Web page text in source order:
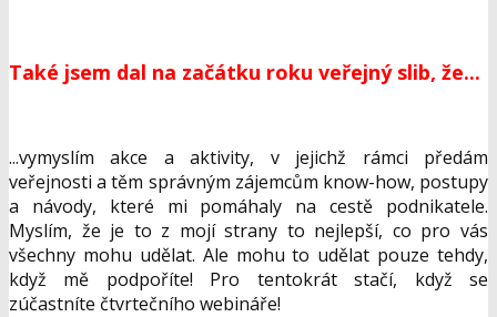
Také jsem dal na začátku roku veřejný slib, že...
...vymyslím akce a aktivity, v jejichž rámci předám
veřejnosti a těm správným zájemcům know-how, postupy
a návody, které mi pomáhaly na cestě podnikatele.
Myslím, že je to z mojí strany to nejlepší, co pro vás
všechny mohu udělat. Ale mohu to udělat pouze tehdy,
když mě podpoříte! Pro tentokrát stačí, když se
zúčastníte čtvrtečního webináře!